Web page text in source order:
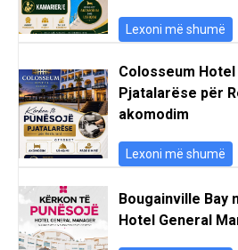
Lexoni më shumë
Colosseum
Pjatalarëse për
akomodim
Lexoni më shumë
Bougainville Bay
Hotel General